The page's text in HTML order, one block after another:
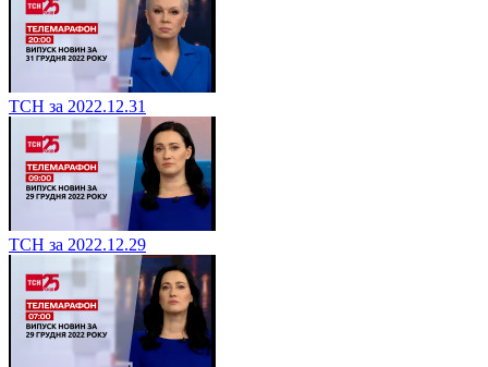
ТСН за 2022.12.31
ТСН за 2022.12.29